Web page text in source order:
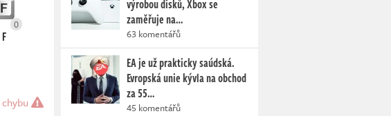
0
F
výrobou disků, Xbox se
zaměřuje na…
63 komentářů
EA je už prakticky saúdská.
Evropská unie kývla na obchod
za 55…
45 komentářů